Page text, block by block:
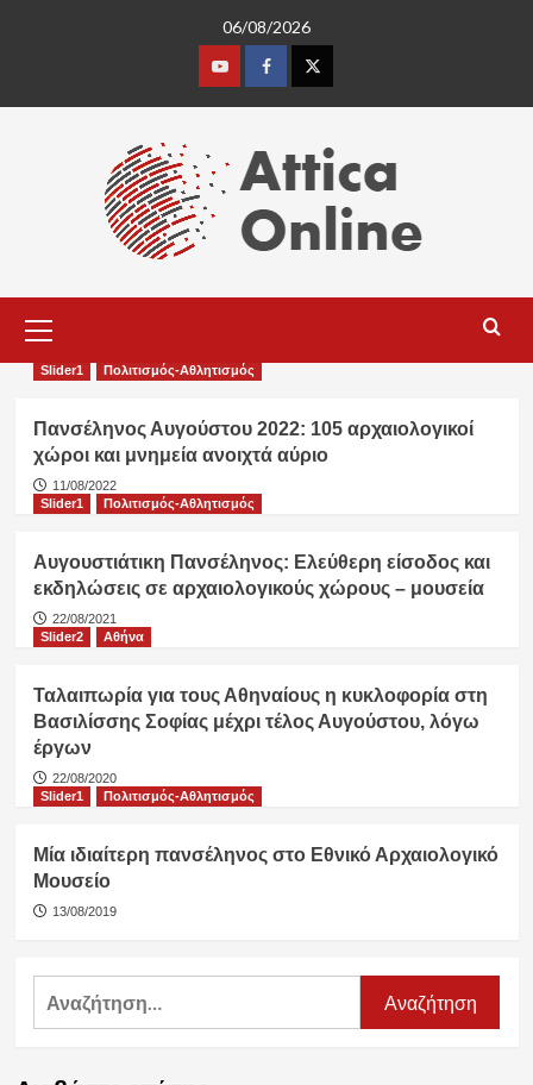
06/08/2026
YoutubeFacebookTwitter
Menu
Slider1 Πολιτισμός-Αθλητισμός
Πανσέληνος Αυγούστου 2022: 105 αρχαιολογικοί
χώροι και μνημεία ανοιχτά αύριο
11/08/2022
Slider1
Πολιτισμός-Αθλητισμός
Αυγουστιάτικη Πανσέληνος: Ελεύθερη είσοδος και
εκδηλώσεις σε αρχαιολογικούς χώρους – μουσεία
22/08/2021
Slider2
Αθήνα
Ταλαιπωρία για τους Αθηναίους η κυκλοφορία στη
Βασιλίσσης Σοφίας μέχρι τέλος Αυγούστου, λόγω
έργων
22/08/2020
Slider1
Πολιτισμός-Αθλητισμός
Μία ιδιαίτερη πανσέληνος στο Εθνικό Αρχαιολογικό
Μουσείο
13/08/2019
Αναζήτηση